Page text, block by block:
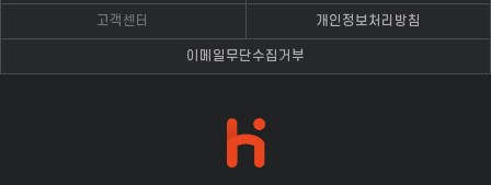
고객센터 개인정보처리방침
이메일무단수집거부